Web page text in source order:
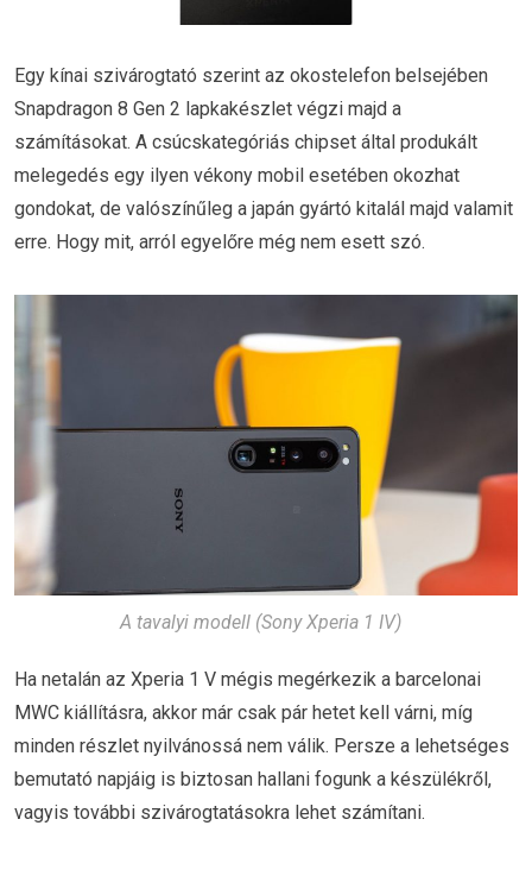
Egy kínai szivárogtató szerint az okostelefon belsejében
Snapdragon 8 Gen 2 lapkakészlet végzi majd a
számításokat. A csúcskategóriás chipset által produkált
melegedés egy ilyen vékony mobil esetében okozhat
gondokat, de valószínűleg a japán gyártó kitalál majd valamit
erre. Hogy mit, arról egyelőre még nem esett szó.
A tavalyi modell (Sony Xperia 1 IV)
Ha netalán az Xperia 1 V mégis megérkezik a barcelonai
MWC kiállításra, akkor már csak pár hetet kell várni, míg
minden részlet nyilvánossá nem válik. Persze a lehetséges
bemutató napjáig is biztosan hallani fogunk a készülékről,
vagyis további szivárogtatásokra lehet számítani.